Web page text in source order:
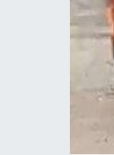
VİDEO HABERLER